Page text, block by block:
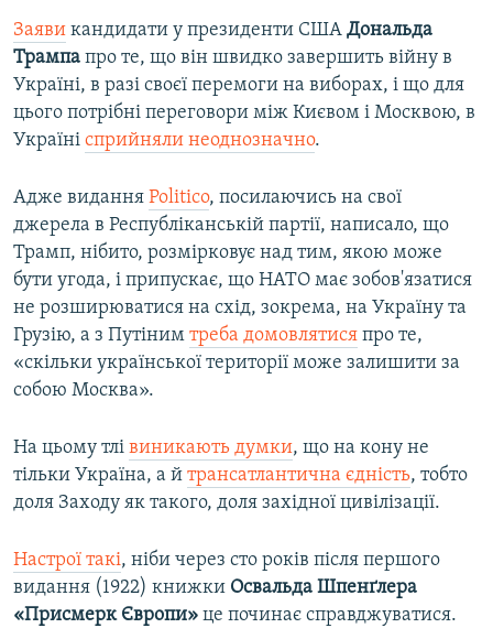
ДОЛУЧАЙСЯ!
Усі сайти RFE/RL
Заяви кандидати у президенти США Дональда
Трампа про те, що він швидко завершить війну в
Україні, в разі своєї перемоги на виборах, і що для
цього потрібні переговори між Києвом і Москвою, в
Україні сприйняли неоднозначно.
Адже видання Politico, посилаючись на свої
джерела в Республіканській партії, написало, що
Трамп, нібито, розмірковує над тим, якою може
бути угода, і припускає, що НАТО має зобов'язатися
не розширюватися на схід, зокрема, на Україну та
Грузію, а з Путіним треба домовлятися про те,
«скільки української території може залишити за
собою Москва».
На цьому тлі виникають думки, що на кону не
тільки Україна, а й трансатлантична єдність, тобто
доля Заходу як такого, доля західної цивілізації.
Настрої такі, ніби через сто років після першого
видання (1922) книжки Освальда Шпенґлера
«Присмерк Європи» це починає справджуватися.